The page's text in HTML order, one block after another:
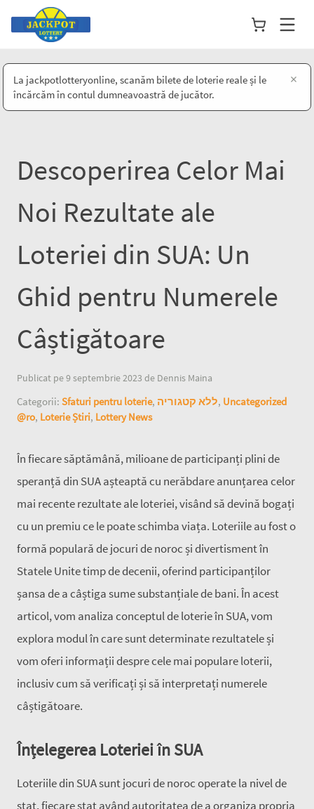
La jackpotlotteryonline, scanăm bilete de loterie reale și le
încărcăm în contul dumneavoastră de jucător.
×
Descoperirea Celor Mai
Noi Rezultate ale
Loteriei din SUA: Un
Ghid pentru Numerele
Câștigătoare
Publicat pe 9 septembrie 2023 de Dennis Maina
Categorii: Sfaturi pentru loterie, ללא קטגוריה, Uncategorized
@ro, Loterie Știri, Lottery News
În fiecare săptămână, milioane de participanți plini de
speranță din SUA așteaptă cu nerăbdare anunțarea celor
mai recente rezultate ale loteriei, visând să devină bogați
cu un premiu ce le poate schimba viața. Loteriile au fost o
formă populară de jocuri de noroc și divertisment în
Statele Unite timp de decenii, oferind participanților
șansa de a câștiga sume substanțiale de bani. În acest
articol, vom analiza conceptul de loterie în SUA, vom
explora modul în care sunt determinate rezultatele și
vom oferi informații despre cele mai populare loterii,
inclusiv cum să verificați și să interpretați numerele
câștigătoare.
Înțelegerea Loteriei în SUA
Loteriile din SUA sunt jocuri de noroc operate la nivel de
stat, fiecare stat având autoritatea de a organiza propria